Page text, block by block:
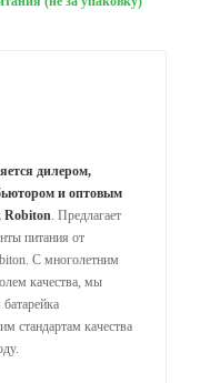
дилером,
и оптовым
Robiton . Предлагает
питания от
С многолетним
качества, мы
стандартам качества